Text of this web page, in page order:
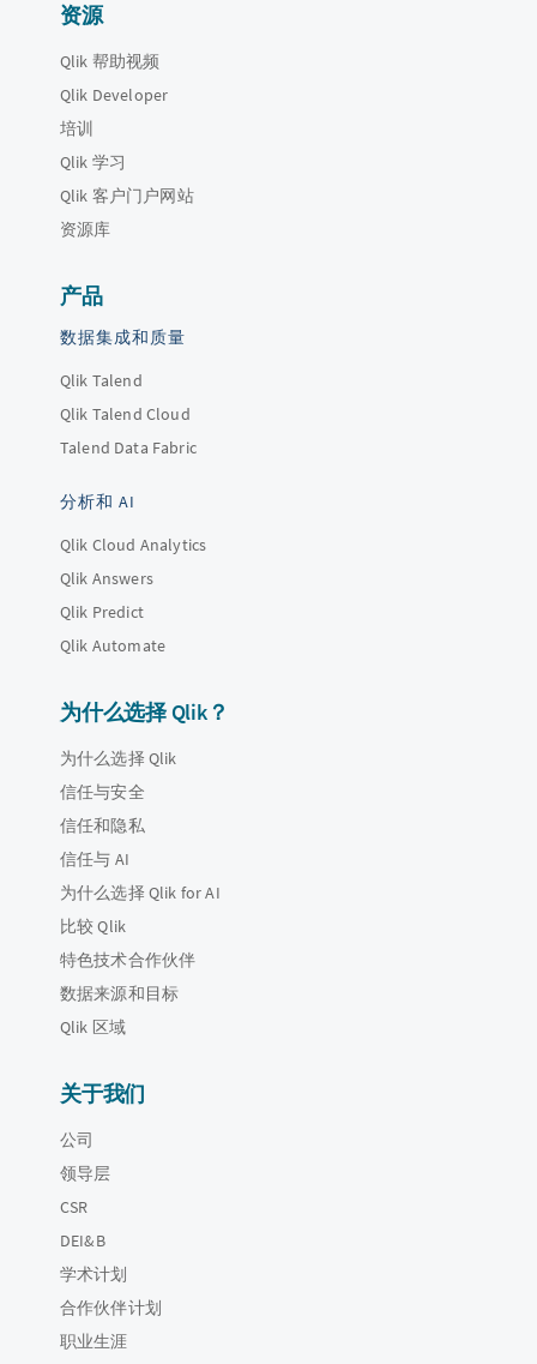
资源
Qlik 帮助视频
Qlik Developer
培训
Qlik 学习
Qlik 客户门户网站
资源库
产品
数据集成和质量
Qlik Talend
Qlik Talend Cloud
Talend Data Fabric
分析和 AI
Qlik Cloud Analytics
Qlik Answers
Qlik Predict
Qlik Automate
为什么选择 Qlik？
为什么选择 Qlik
信任与安全
信任和隐私
信任与 AI
为什么选择 Qlik for AI
比较 Qlik
特色技术合作伙伴
数据来源和目标
Qlik 区域
关于我们
公司
领导层
CSR
DEI&B
学术计划
合作伙伴计划
职业生涯